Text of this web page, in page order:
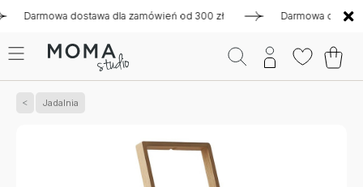
dostawa dla zamówień od 300 zł Darmowa dostawa
Jadalnia